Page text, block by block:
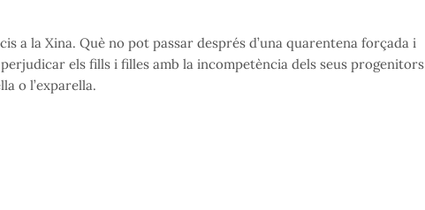
a la Xina. Què no pot passar després d’una quarentena forçada i
els fills i filles amb la incompetència dels seus progenitors
o l’exparella.